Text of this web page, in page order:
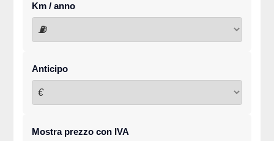
Km / anno
⛽
Anticipo
€
Mostra prezzo con IVA